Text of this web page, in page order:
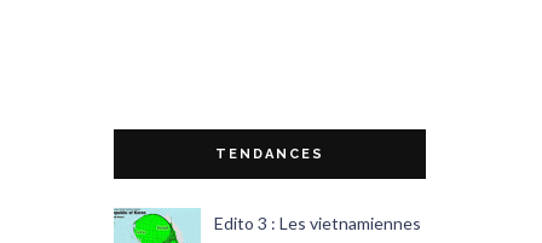
TENDANCES
Edito 3 : Les vietnamiennes